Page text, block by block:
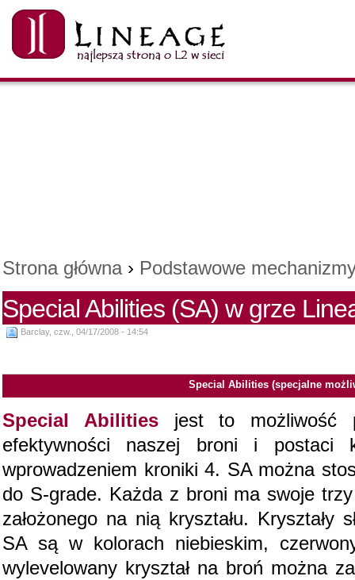
Strona główna› Podstawowe
Special Abilities (SA) w grze
Barclay, czw., 04/17/2008 - 14:54
Special Abilities (specjalne
Special Abilitiesjest to możliwość
efektywności naszej broni i postaci
wprowadzeniem kroniki 4. SA można
do S-grade. Każda z broni ma swoje
założonego na nią kryształu. Kryształy
SA są w kolorach niebieskim,
wylevelowany kryształ na broń można